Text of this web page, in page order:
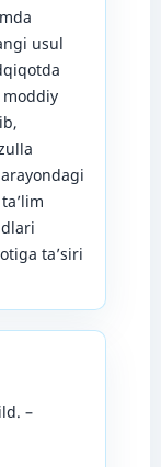
usul
ta’siri
–